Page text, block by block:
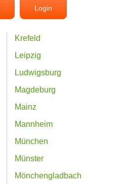
Login
Krefeld
Leipzig
Ludwigsburg
Magdeburg
Mainz
Mannheim
München
Münster
Mönchengladbach